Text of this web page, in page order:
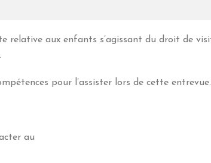
relative aux enfants s’agissant du droit de
pour l’assister lors de cette entrevue.
au